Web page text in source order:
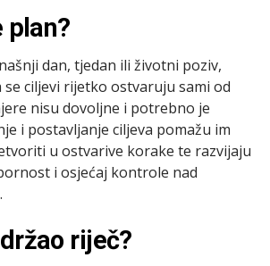
plan?
dan, tjedan ili životni poziv,
se ciljevi rijetko ostvaruju sami od
nisu dovoljne i potrebno je
i postavljanje ciljeva pomažu im
u ostvarive korake te razvijaju
i osjećaj kontrole nad
riječ?